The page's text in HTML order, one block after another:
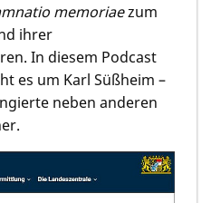
memoriaezum
ihrer
In diesem Podcast
es um Karl Süßheim –
neben anderen